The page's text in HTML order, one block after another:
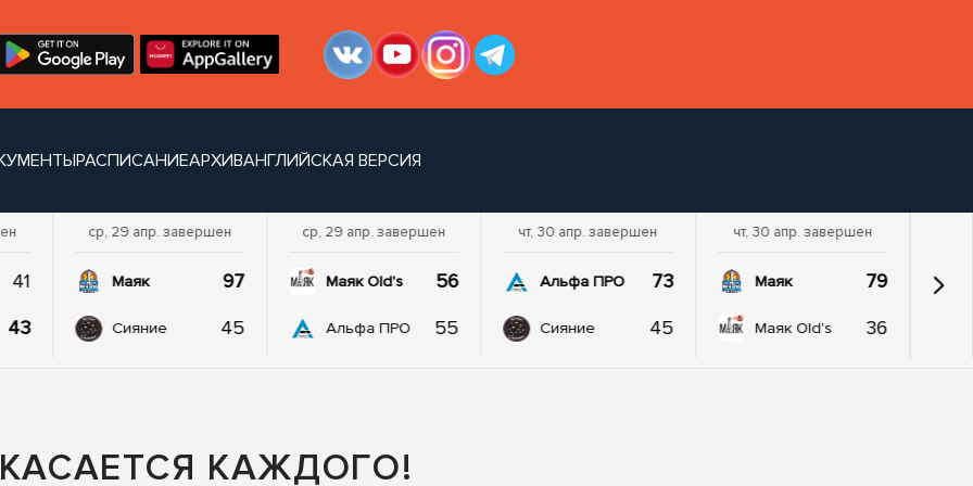
РАСПИСАНИЕАРХИВАНГЛИЙСКАЯ ВЕРСИЯ
41
43
ср, 29 апр. завершен
Маяк 97
Сияние 45
ср, 29 апр. завершен
Маяк Old's 56
Альфа ПРО 55
чт, 30 апр. завершен
Альфа ПРО 73
Сияние 45
чт, 30 апр. завершен
Маяк 79
Маяк Old's 36
КАЖДОГО!